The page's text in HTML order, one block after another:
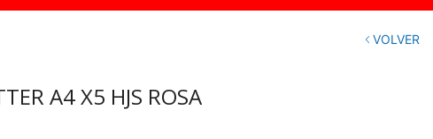
VOLVER
A4 X5 HJS ROSA